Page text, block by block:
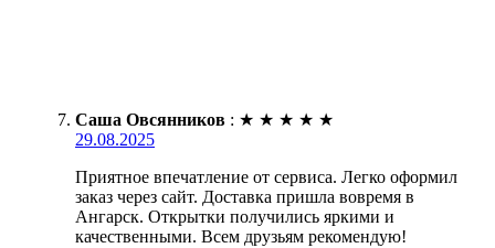
Саша Овсянников : ★ ★ ★ ★ ★
29.08.2025
Приятное впечатление от сервиса. Легко оформил
заказ через сайт. Доставка пришла вовремя в
Ангарск. Открытки получились яркими и
качественными. Всем друзьям рекомендую!